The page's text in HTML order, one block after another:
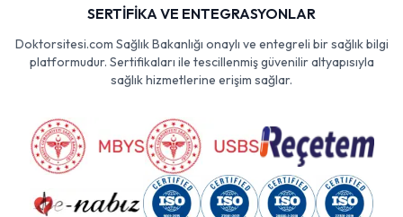
SERTİFİKA VE ENTEGRASYONLAR
Doktorsitesi.com Sağlık Bakanlığı onaylı ve entegreli bir sağlık bilgi
platformudur. Sertifikaları ile tescillenmiş güvenilir altyapısıyla
sağlık hizmetlerine erişim sağlar.